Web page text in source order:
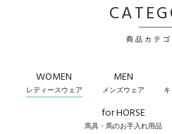
商品カテゴ
WOMEN
レディースウェア
MEN
メンズウェア
for HORSE
馬具・馬のお手入れ用品